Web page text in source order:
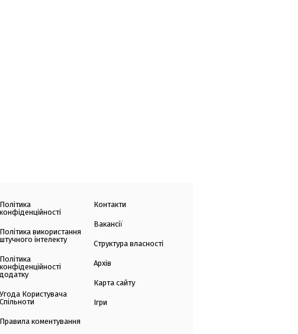
Політика
конфіденційності
Політика використання
штучного інтелекту
Політика
конфіденційності
додатку
Угода Користувача
Спільноти
Правила коментування
Контакти
Вакансії
Структура власності
Архів
Карта сайту
Ігри